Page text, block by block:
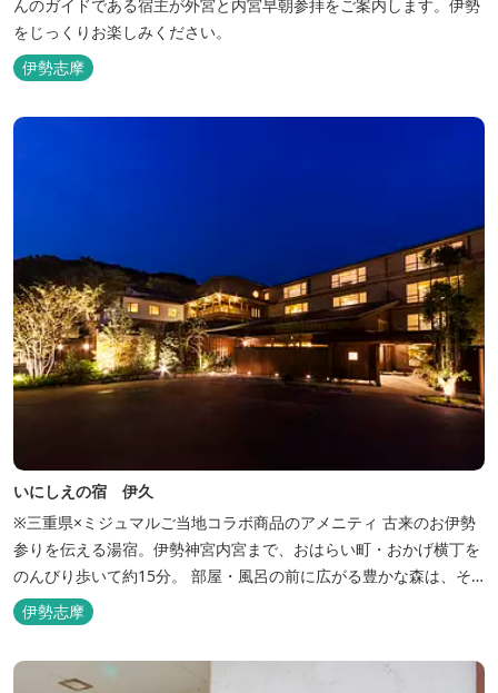
んのガイドである宿主が外宮と内宮早朝参拝をご案内します。伊勢
をじっくりお楽しみください。
伊勢志摩
いにしえの宿 伊久
※三重県×ミジュマルご当地コラボ商品のアメニティ 古来のお伊勢
参りを伝える湯宿。伊勢神宮内宮まで、おはらい町・おかげ横丁を
のんびり歩いて約15分。 部屋・風呂の前に広がる豊かな森は、そ
のまま内宮の森へと連なっています。 お伊勢さんとつながってい
る・・そんな気持ちになる宿です。 館内には2つの大浴場と趣の異
なる３つの貸切露天風呂を楽しめます。
伊勢志摩